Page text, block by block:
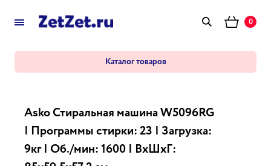
0
Каталог товаров
Asko Стиральная машина W5096RG
| Программы стирки: 23 | Загрузка:
9кг | Об./мин: 1600 | ВхШхГ: